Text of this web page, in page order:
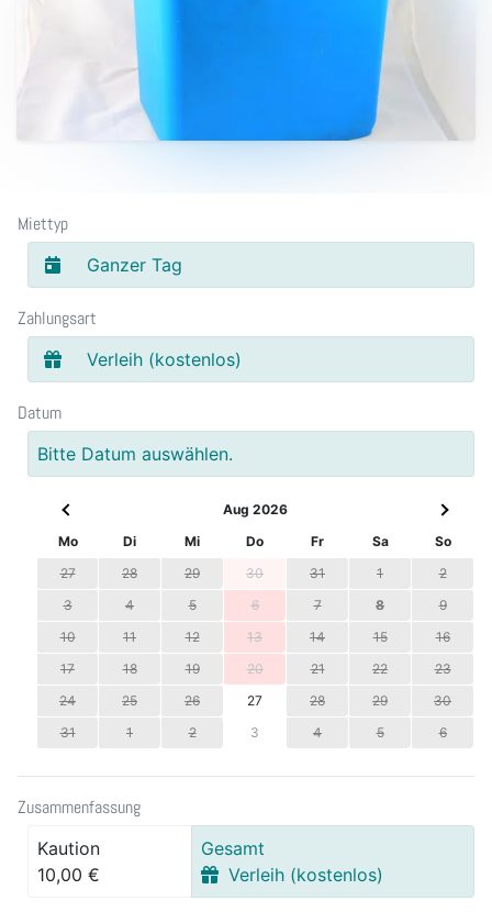
Miettyp
Ganzer Tag
Zahlungsart
Verleih (kostenlos)
Datum
Bitte Datum auswählen.
Aug 2026
Mo
Di Mi Do Fr Sa
So
27
28 29 30 31 1
2
3
4 5 6 7 8
9
10
11 12 13 14 15
16
17
18 19 20 21 22
23
24
25 26 27 28 29
30
31
1 2 3 4 5 6
Zusammenfassung
Kaution
10,00 €
Gesamt
Verleih (kostenlos)